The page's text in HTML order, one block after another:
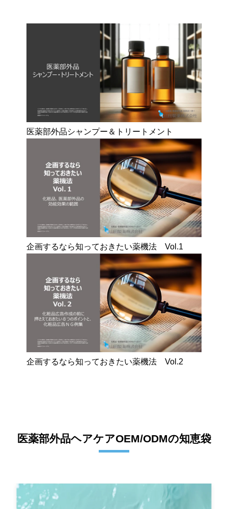
医薬部外品シャンプー＆トリートメント
企画するなら知っておきたい薬機法 Vol.1
企画するなら知っておきたい薬機法 Vol.2
医薬部外品ヘアケアOEM/ODMの知恵袋